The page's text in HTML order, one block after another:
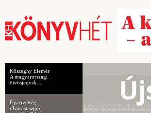
Kőszeghy Elemér
A magyarországi
ötvösjegyek...
Újszövetség
olvasást segítő